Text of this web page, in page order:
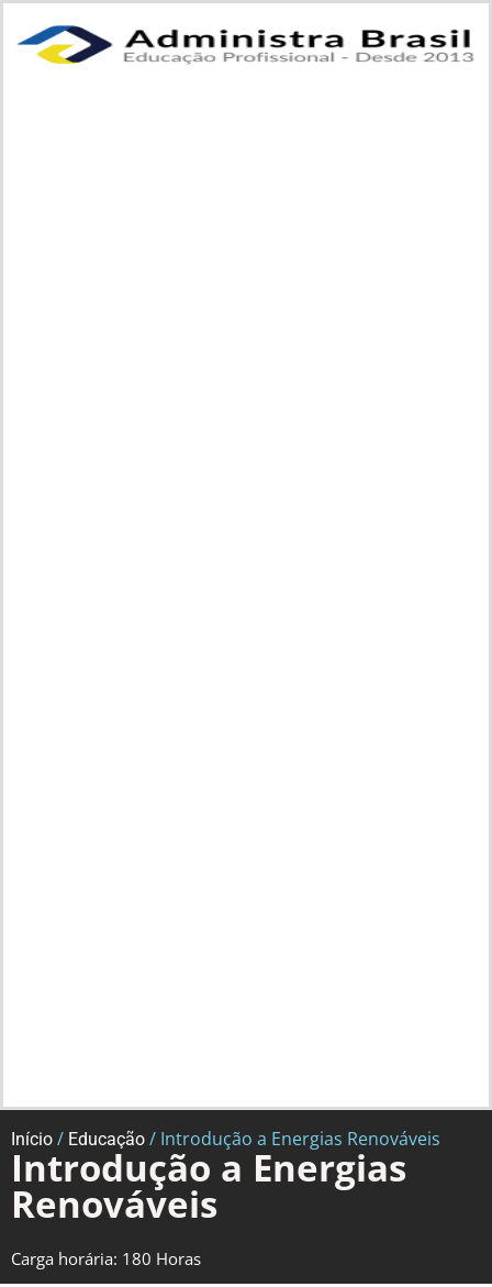
Início / Educação / Introdução a Energias Renováveis
Introdução a Energias
Renováveis
Carga horária: 180 Horas